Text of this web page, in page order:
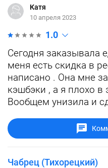
Катя
10 апреля 2023
1.0
Сегодня заказывала
меня есть скидка в
написано . Она мне
кэшбэки , а я плохо в
Вообщем унизила и
Чабрец (Тихорецкий)